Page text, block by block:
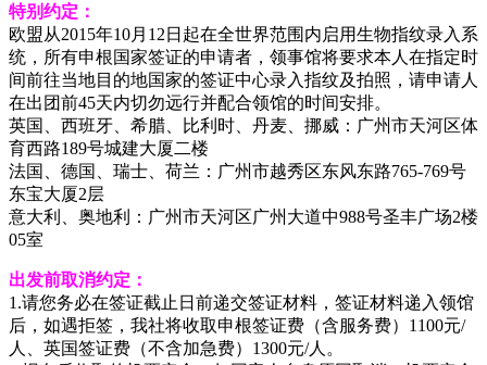
特别约定：
欧盟从2015年10月12日起在全世界范围内启用生物指纹录入系
统，所有申根国家签证的申请者，领事馆将要求本人在指定时
间前往当地目的地国家的签证中心录入指纹及拍照，请申请人
在出团前45天内切勿远行并配合领馆的时间安排。
英国、西班牙、希腊、比利时、丹麦、挪威：广州市天河区体
育西路189号城建大厦二楼
法国、德国、瑞士、荷兰：广州市越秀区东风东路765-769号
东宝大厦2层
意大利、奥地利：广州市天河区广州大道中988号圣丰广场2楼
05室
出发前取消约定：
1.请您务必在签证截止日前递交签证材料，签证材料递入领馆
后，如遇拒签，我社将收取申根签证费（含服务费）1100元/
人、英国签证费（不含加急费）1300元/人。